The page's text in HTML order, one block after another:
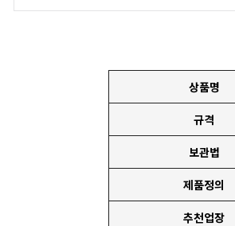
상품명
규격
보관법
제품정의
추천업장